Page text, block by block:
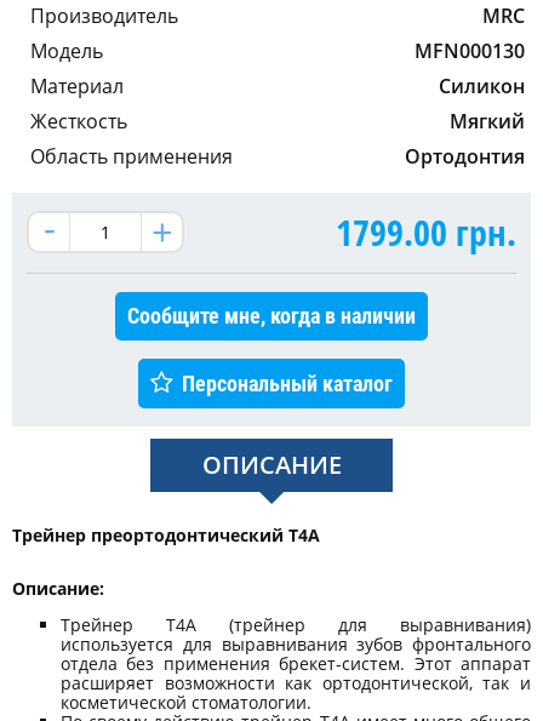
Производитель
MRC
Модель
MFN000130
Материал
Силикон
Жесткость
Мягкий
Область применения
Ортодонтия
1799.00 грн.
Сообщите мне, когда в наличии
Персональный каталог
ОПИСАНИЕ
Трейнер преортодонтический Т4А
Oписание:
Трейнер Т4А (трейнер для выравнивания)
используется для выравнивания зубов фронтального
отдела без применения брекет-систем. Этот аппарат
расширяет возможности как ортодонтической, так и
косметической стоматологии.